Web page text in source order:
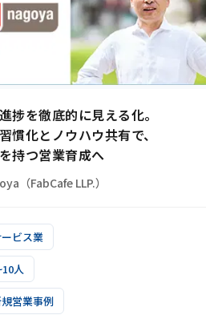
捗を徹底的に見える化。
慣化とノウハウ共有で、
持つ営業育成へ
（FabCafe LLP.）
ビス業
人
営業事例